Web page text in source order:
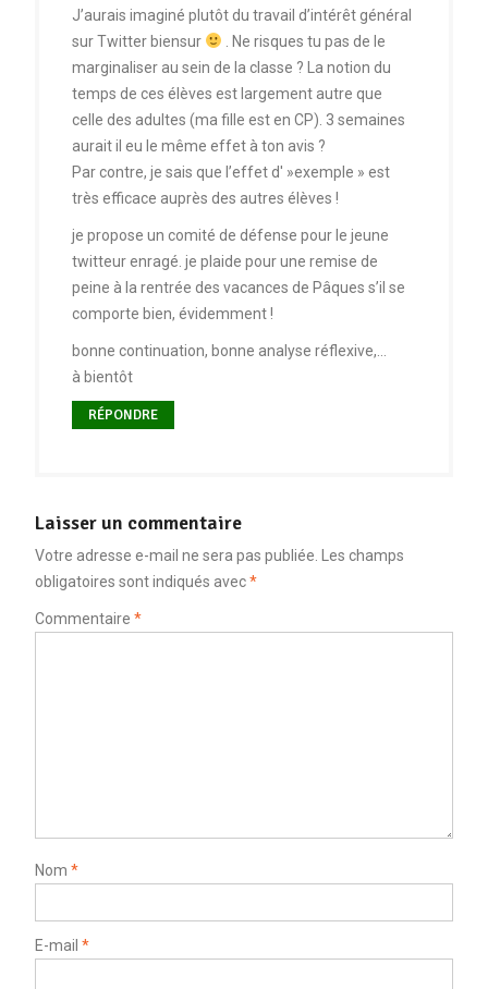
J’aurais imaginé plutôt du travail d’intérêt général
sur Twitter biensur
. Ne risques tu pas de le
marginaliser au sein de la classe ? La notion du
temps de ces élèves est largement autre que
celle des adultes (ma fille est en CP). 3 semaines
aurait il eu le même effet à ton avis ?
Par contre, je sais que l’effet d' »exemple » est
très efficace auprès des autres élèves !
je propose un comité de défense pour le jeune
twitteur enragé. je plaide pour une remise de
peine à la rentrée des vacances de Pâques s’il se
comporte bien, évidemment !
bonne continuation, bonne analyse réflexive,…
à bientôt
RÉPONDRE
Laisser un commentaire
Votre adresse e-mail ne sera pas publiée.
Les champs
obligatoires sont indiqués avec*
Commentaire *
Nom *
E-mail *